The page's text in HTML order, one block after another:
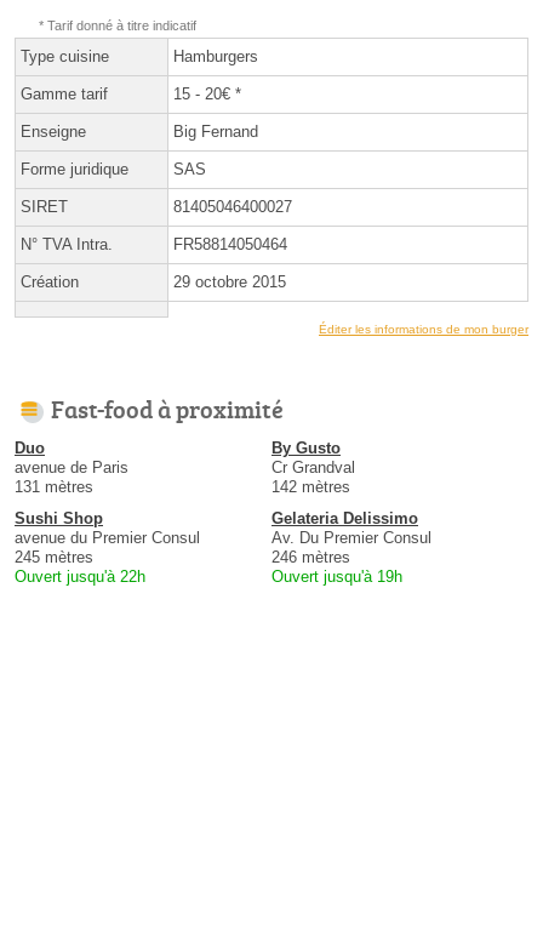
* Tarif donné à titre indicatif
Type cuisine Hamburgers
Gamme tarif 15 - 20€ *
Enseigne Big Fernand
Forme juridique SAS
SIRET 81405046400027
N° TVA Intra. FR58814050464
Création 29 octobre 2015
Éditer les informations de mon burger
Fast-food à proximité
Duo
avenue de Paris
131 mètres
By Gusto
Cr Grandval
142 mètres
Sushi Shop
avenue du Premier Consul
245 mètres
Ouvert jusqu'à 22h
Gelateria Delissimo
Av. Du Premier Consul
246 mètres
Ouvert jusqu'à 19h